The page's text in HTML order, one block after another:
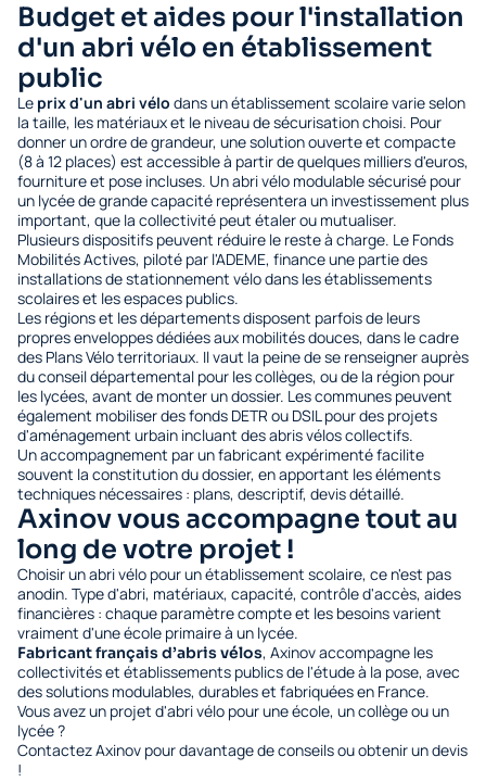
Budget et aides pour l'installation
d'un abri vélo en établissement
public
Le prix d'un abri vélo dans un établissement scolaire varie selon
la taille, les matériaux et le niveau de sécurisation choisi. Pour
donner un ordre de grandeur, une solution ouverte et compacte
(8 à 12 places) est accessible à partir de quelques milliers d'euros,
fourniture et pose incluses. Un abri vélo modulable sécurisé pour
un lycée de grande capacité représentera un investissement plus
important, que la collectivité peut étaler ou mutualiser.
Plusieurs dispositifs peuvent réduire le reste à charge. Le Fonds
Mobilités Actives, piloté par l'ADEME, finance une partie des
installations de stationnement vélo dans les établissements
scolaires et les espaces publics.
Les régions et les départements disposent parfois de leurs
propres enveloppes dédiées aux mobilités douces, dans le cadre
des Plans Vélo territoriaux. Il vaut la peine de se renseigner auprès
du conseil départemental pour les collèges, ou de la région pour
les lycées, avant de monter un dossier. Les communes peuvent
également mobiliser des fonds DETR ou DSIL pour des projets
d'aménagement urbain incluant des abris vélos collectifs.
Un accompagnement par un fabricant expérimenté facilite
souvent la constitution du dossier, en apportant les éléments
techniques nécessaires : plans, descriptif, devis détaillé.
Axinov vous accompagne tout au
long de votre projet !
Choisir un abri vélo pour un établissement scolaire, ce n'est pas
anodin. Type d'abri, matériaux, capacité, contrôle d'accès, aides
financières : chaque paramètre compte et les besoins varient
vraiment d'une école primaire à un lycée.
Fabricant français d’abris vélos, Axinov accompagne les
collectivités et établissements publics de l'étude à la pose, avec
des solutions modulables, durables et fabriquées en France.
Vous avez un projet d'abri vélo pour une école, un collège ou un
lycée ?
Contactez Axinov pour davantage de conseils ou obtenir un devis
!